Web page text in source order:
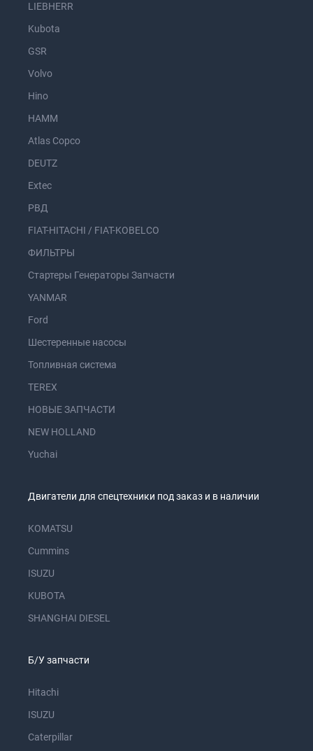
LIEBHERR
Kubota
GSR
Volvo
Hino
HAMM
Atlas Copco
DEUTZ
Extec
РВД
FIAT-HITACHI / FIAT-KOBELCO
ФИЛЬТРЫ
Стартеры Генераторы Запчасти
YANMAR
Ford
Шестеренные насосы
Топливная система
TEREX
НОВЫЕ ЗАПЧАСТИ
NEW HOLLAND
Yuchai
Двигатели для спецтехники под заказ и в наличии
KOMATSU
Cummins
ISUZU
KUBOTA
SHANGHAI DIESEL
Б/У запчасти
Hitachi
ISUZU
Caterpillar